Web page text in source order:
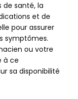
de santé, la
et de
pour assurer
symptômes.
ou votre
à ce
sa disponibilité